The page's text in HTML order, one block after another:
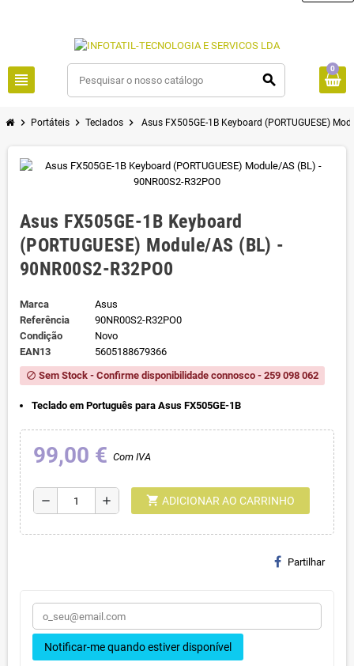
view_headline search
0
chevron_right Portáteis chevron_right Teclados chevron_right Asus FX505GE-1B Keyboard (PORTUGUESE)
Asus FX505GE-1B Keyboard
(PORTUGUESE) Module/AS (BL) -
90NR00S2-R32PO0
Marca
Asus
Referência
90NR00S2-R32PO0
Condição
Novo
EAN13
5605188679366
block Sem Stock - Confirme disponibilidade connosco - 259 098 062
Teclado em Português para Asus FX505GE-1B
99,00 € Com IVA
remove add shopping_cart ADICIONAR AO CARRINHO
Partilhar
Notificar-me quando estiver disponível